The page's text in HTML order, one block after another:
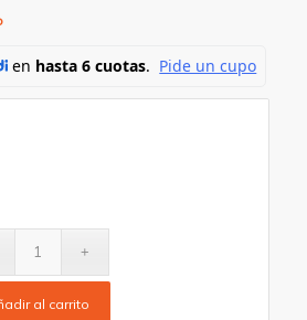
al carrito